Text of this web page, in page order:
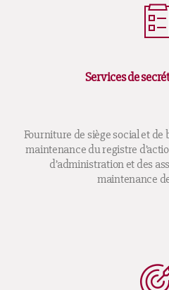
Services de
Fourniture de siège social et
maintenance du registre
d’administration et des
maintenance